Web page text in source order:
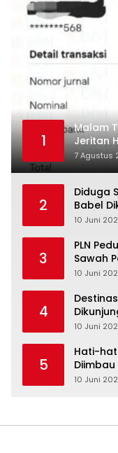
1
Malam
Jeritan
Tengah
7 Agustus
2
‎Diduga
Babel
10 Juni
3
‎PLN
Sawah
10 Juni
4
Akhir
10 Juni
5
‎Hati-
10 Juni